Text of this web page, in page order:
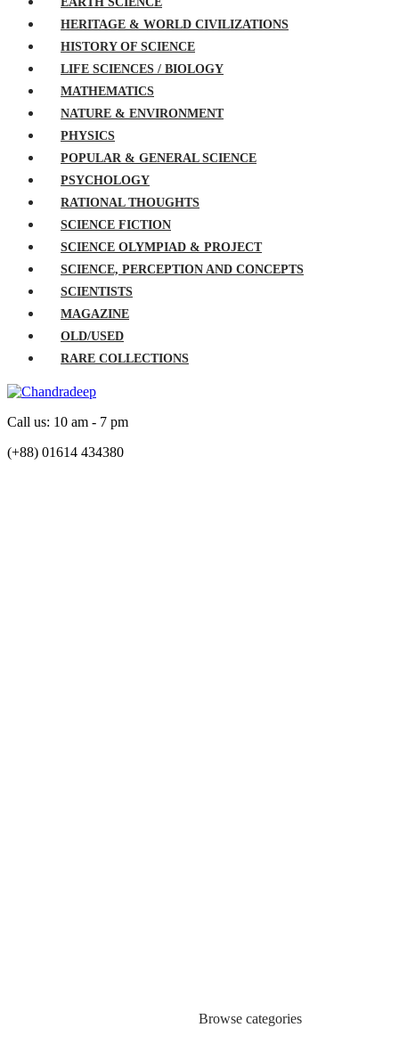
HERITAGE & WORLD CIVILIZATIONS
HISTORY OF SCIENCE
LIFE SCIENCES / BIOLOGY
MATHEMATICS
NATURE & ENVIRONMENT
PHYSICS
POPULAR & GENERAL SCIENCE
PSYCHOLOGY
RATIONAL THOUGHTS
SCIENCE FICTION
SCIENCE OLYMPIAD & PROJECT
SCIENCE, PERCEPTION AND CONCEPTS
SCIENTISTS
MAGAZINE
OLD/USED
RARE COLLECTIONS
Call us: 10 am - 7 pm
(+88) 01614 434380
Browse categories